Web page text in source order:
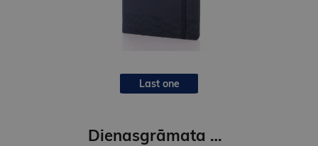
Last one
Dienasgrāmata pRESTIGE SOFT ,MAKSLĪGA